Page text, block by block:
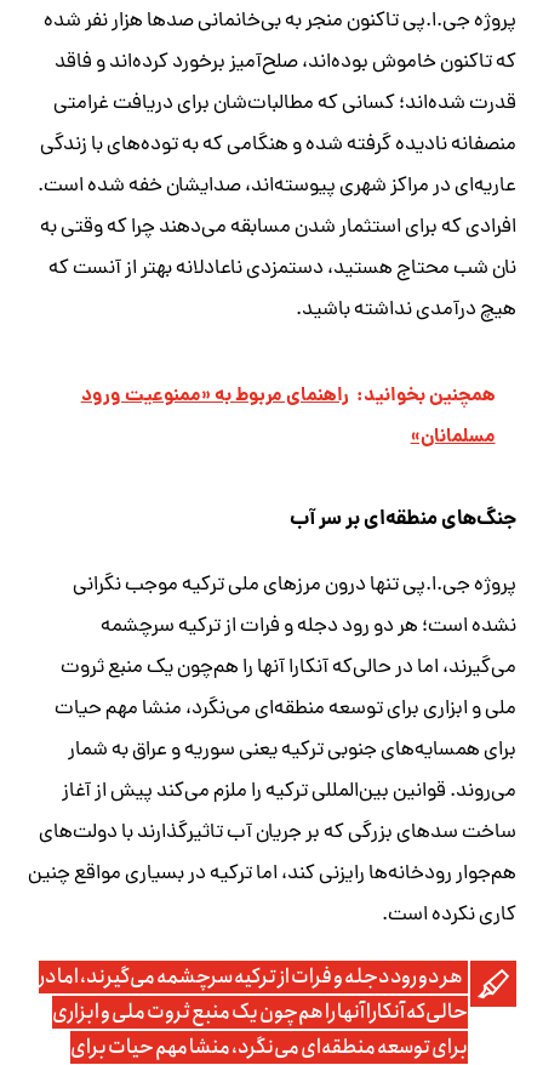
پروژه جی.ا.پی تاکنون منجر به بی‌خانمانی صدها هزار نفر شده
که تاکنون خاموش بوده‌اند، صلح‌آمیز برخورد کرده‌اند و فاقد
قدرت شده‌اند؛ کسانی که مطالبات‌شان برای دریافت غرامتی
منصفانه نادیده گرفته شده و هنگامی که به توده‌های با زندگی
عاریه‌ای در مراکز شهری پیوسته‌اند، صدایشان خفه شده است.
افرادی که برای استثمار شدن مسابقه می‌دهند چرا که وقتی به
نان شب محتاج هستید، دستمزدی ناعادلانه بهتر از آنست که
هیچ درآمدی نداشته باشید.
همچنین بخوانید: راهنمای مربوط به «ممنوعیت ورود
مسلمانان»
جنگ‌های منطقه‌ای بر سر آب
پروژه جی.ا.پی تنها درون مرزهای ملی ترکیه موجب نگرانی
نشده است؛ هر دو رود دجله و فرات از ترکیه سرچشمه
می‌گیرند، اما در حالی‌که آنکارا آنها را هم‌چون یک منبع ثروت
ملی و ابزاری برای توسعه منطقه‌ای می‌نگرد، منشا مهم حیات
برای همسایه‌های جنوبی ترکیه یعنی سوریه و عراق به شمار
می‌روند. قوانین بین‌المللی ترکیه را ملزم می‌کند پیش از آغاز
ساخت سدهای بزرگی که بر جریان آب تاثیرگذارند با دولت‌های
هم‌جوار رودخانه‌ها رایزنی کند، اما ترکیه در بسیاری مواقع چنین
کاری نکرده است.
هر دو رود دجله و فرات از ترکیه سرچشمه می‌گیرند، اما در
حالی‌که آنکارا آنها را هم‌چون یک منبع ثروت ملی و ابزاری
برای توسعه منطقه‌ای می‌نگرد، منشا مهم حیات برای